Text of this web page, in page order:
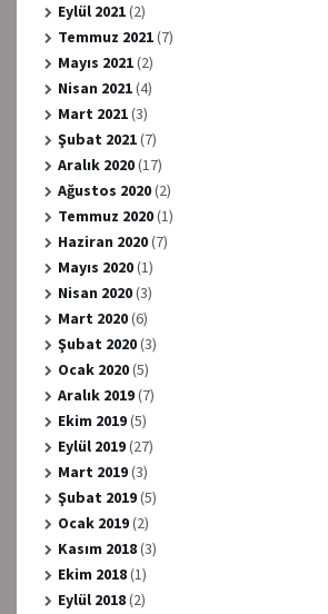
Eylül 2021(2)
Temmuz 2021(7)
Mayıs 2021(2)
Nisan 2021(4)
Mart 2021(3)
Şubat 2021(7)
Aralık 2020(17)
Ağustos 2020(2)
Temmuz 2020(1)
Haziran 2020(7)
Mayıs 2020(1)
Nisan 2020(3)
Mart 2020(6)
Şubat 2020(3)
Ocak 2020(5)
Aralık 2019(7)
Ekim 2019(5)
Eylül 2019(27)
Mart 2019(3)
Şubat 2019(5)
Ocak 2019(2)
Kasım 2018(3)
Ekim 2018(1)
Eylül 2018(2)